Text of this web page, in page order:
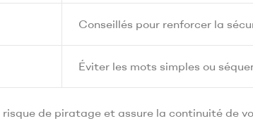
Conseillés pour renforcer la
Éviter les mots simples ou
de piratage et assure la continuité de